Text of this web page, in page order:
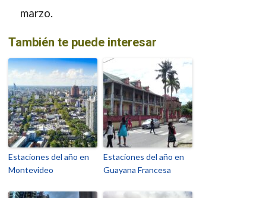
marzo.
También te puede interesar
Estaciones del año en
Montevideo
Estaciones del año en
Guayana Francesa